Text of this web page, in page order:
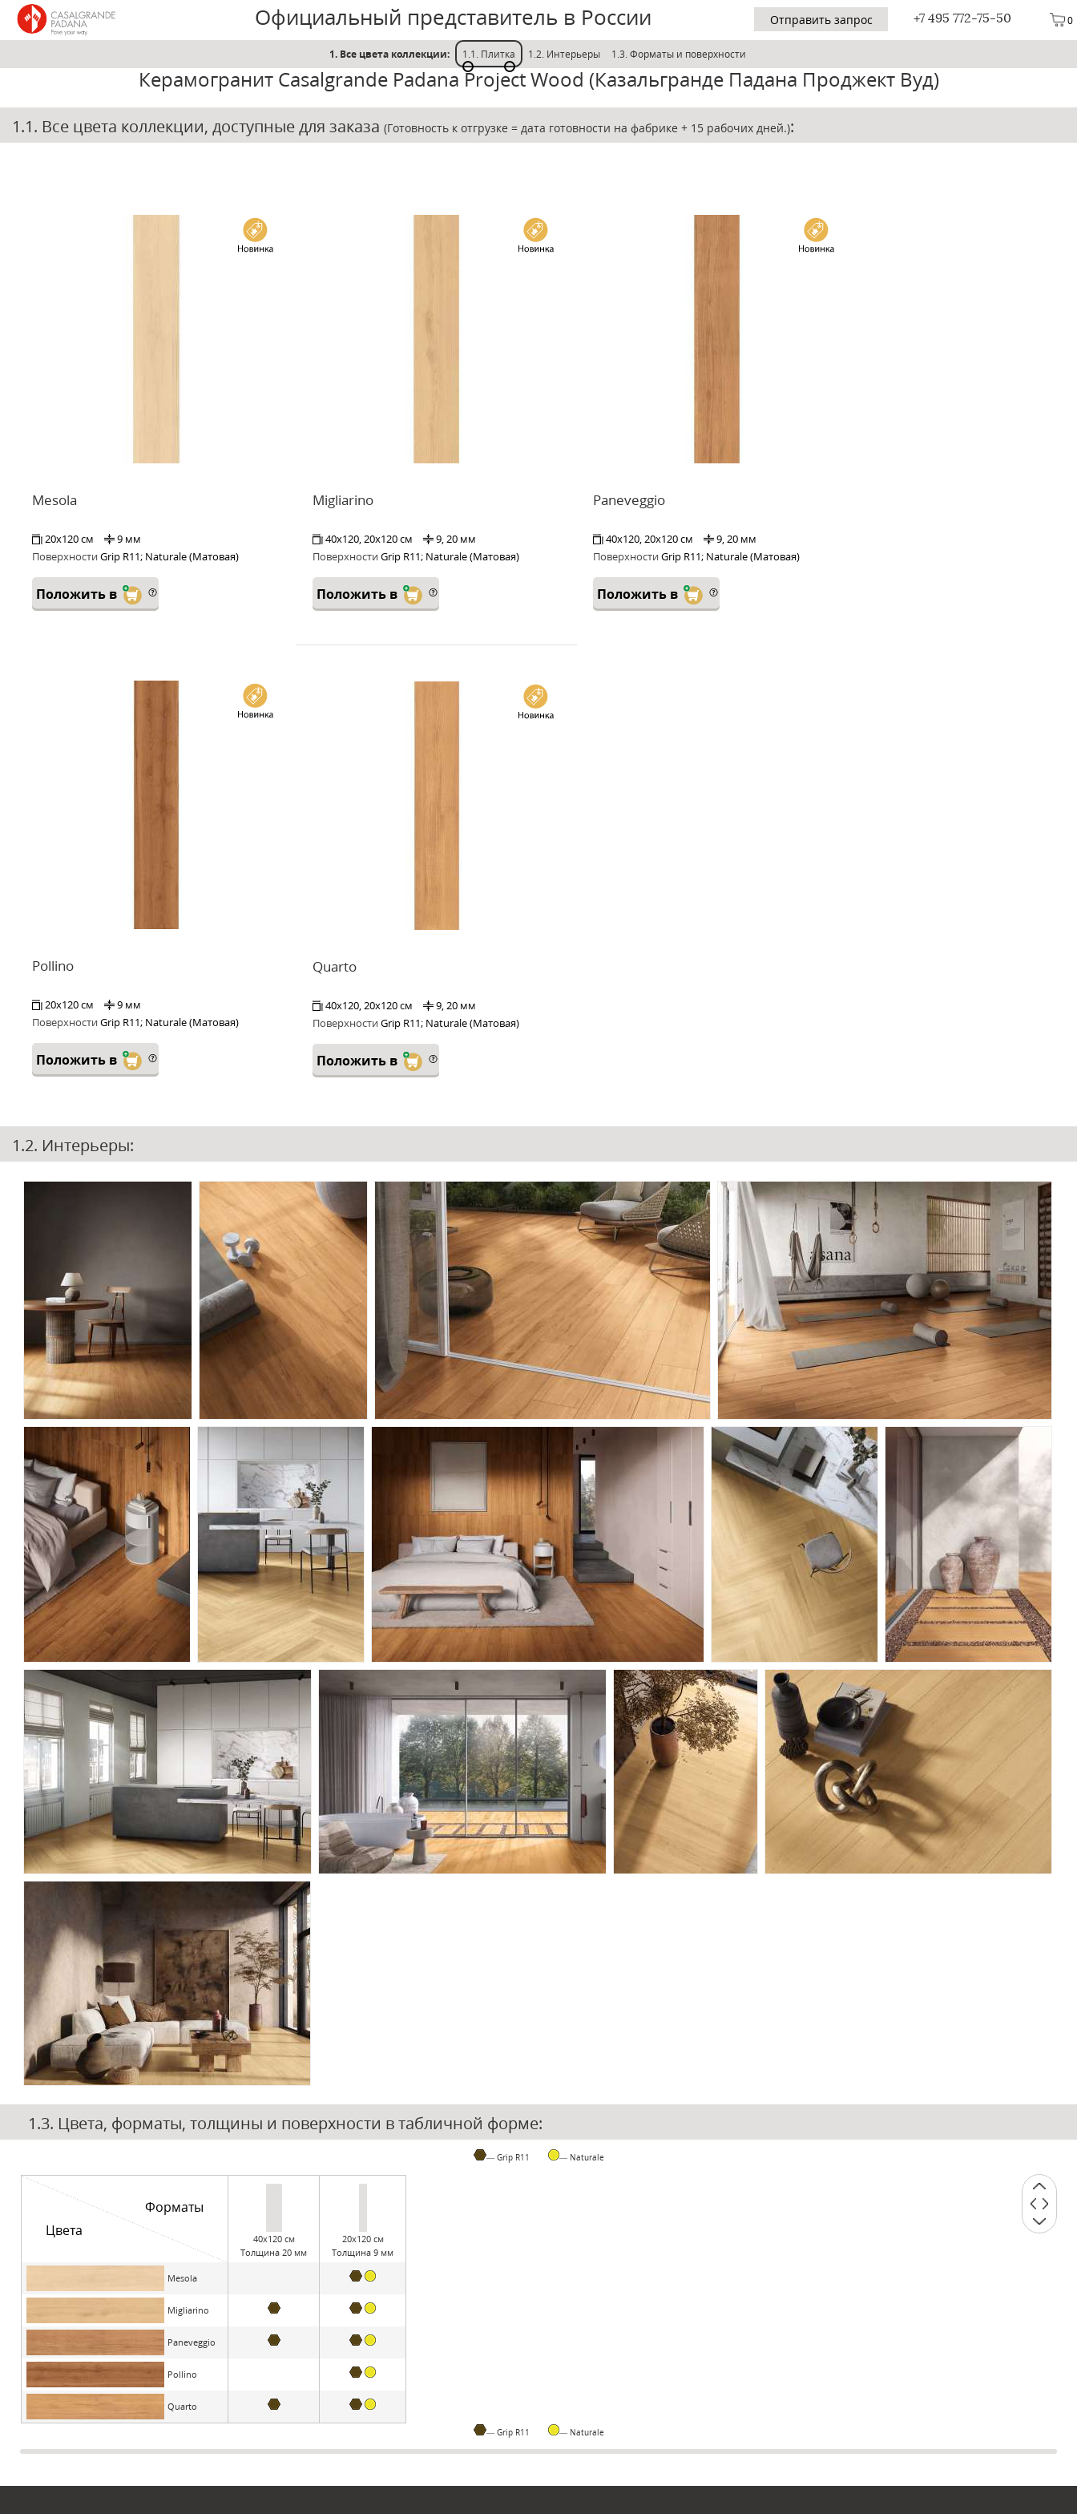
0
Официальный представитель в России +7 495 772-75-50
Отправить запрос
1. Все цвета коллекции: 1.1. Плитка 1.2. Интерьеры 1.3. Форматы и поверхности
Керамогранит Casalgrande Padana Project Wood (Казальгранде Падана Проджект Вуд)
1.1. Все цвета коллекции, доступные для заказа (Готовность к отгрузке = дата готовности на фабрике + 15 рабочих дней.):
Mesola
20x120 см
9 мм
ПоверхностиGrip R11; Naturale (Матовая)
Положить в
Migliarino
40x120, 20x120 см
9, 20 мм
ПоверхностиGrip R11; Naturale (Матовая)
Положить в
Paneveggio
40x120, 20x120 см
9, 20 мм
ПоверхностиGrip R11; Naturale (Матовая)
Положить в
Pollino
20x120 см
9 мм
ПоверхностиGrip R11; Naturale (Матовая)
Положить в
Quarto
40x120, 20x120 см
9, 20 мм
ПоверхностиGrip R11; Naturale (Матовая)
Положить в
1.2. Интерьеры:
1.3. Цвета, форматы, толщины и поверхности в табличной форме:
— Grip R11 — Naturale
Форматы
Цвета
40x120 см
Толщина 20 мм
20x120 см
Толщина 9 мм
Mesola
Migliarino
Paneveggio
Pollino
Quarto
— Grip R11 — Naturale